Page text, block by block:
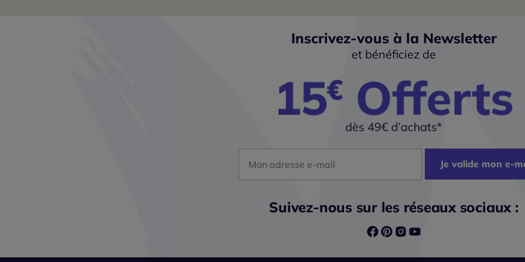
Inscrivez-vous à la Newsletter
et bénéficiez de
Je valide mon e-
Suivez-nous sur les réseaux sociaux :